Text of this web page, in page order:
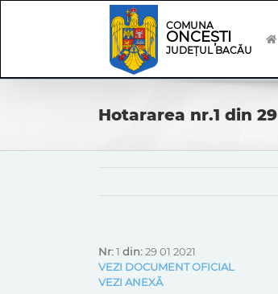
COMUNA
ONCEȘTI
JUDEȚUL BACĂU
Hotararea nr.1 din
Nr:1 din:29 01 2021
VEZI DOCUMENT OFICIAL
VEZI ANEXĂ